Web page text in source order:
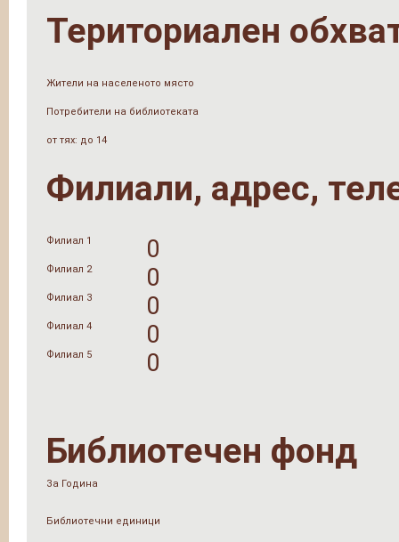
Териториален
Жители на населеното място
Потребители на библиотеката
от тях: до 14
Филиали, адрес,
Филиал 1 0
Филиал 2 0
Филиал 3 0
Филиал 4 0
Филиал 5 0
Библиотечен фонд
За Година
Библиотечни единици